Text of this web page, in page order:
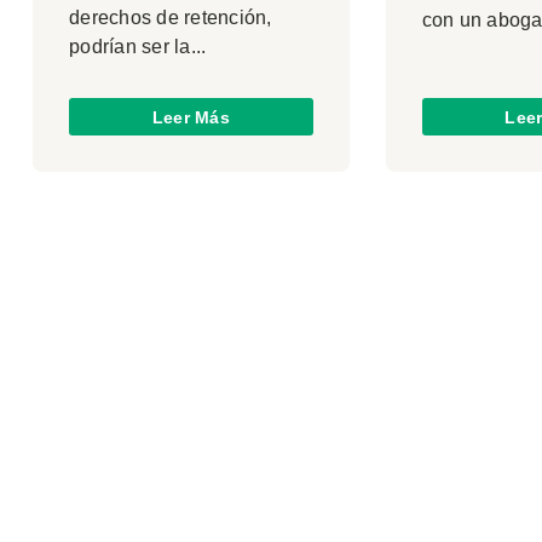
derechos de retención,
podrían ser la...
Leer Más
con un